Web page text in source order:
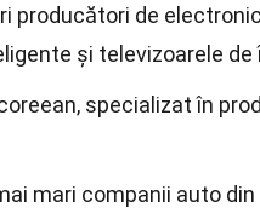
producători de
și televizoarele
specializat în
mari companii auto din